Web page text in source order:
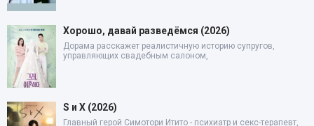
Хорошо, давай разведёмся (2026)
Дорама расскажет реалистичную историю супругов,
управляющих свадебным салоном,
S и X (2026)
Главный герой Симотори Итито - психиатр и секс-терапевт,